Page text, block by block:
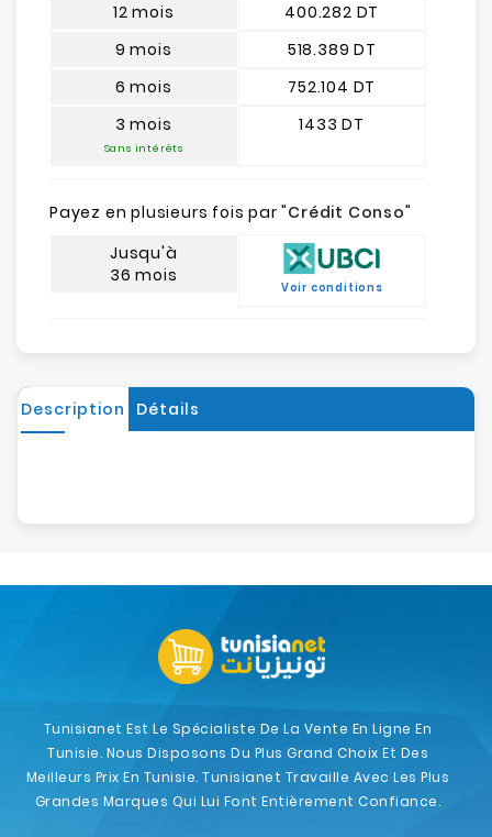
12 mois
9 mois
6 mois
3 mois
Sans intérêts
400.282 DT
518.389 DT
752.104 DT
1433 DT
Payez en plusieurs fois par "Crédit Conso"
Jusqu'à
36 mois
Voir conditions
Description Détails
Tunisianet Est Le Spécialiste De La Vente En Ligne En
Tunisie. Nous Disposons Du Plus Grand Choix Et Des
Meilleurs Prix En Tunisie. Tunisianet Travaille Avec Les Plus
Grandes Marques Qui Lui Font Entièrement Confiance.